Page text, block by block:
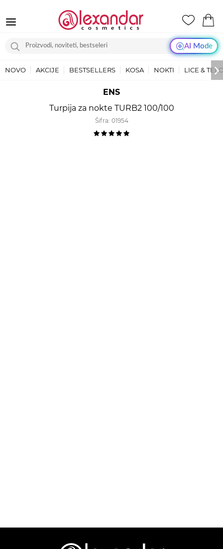
AI Mode
NOVO AKCIJE BESTSELLERS KOSA NOKTI LICE &
ENS
Turpija za nokte TURB2 100/100
Šifra: 01954